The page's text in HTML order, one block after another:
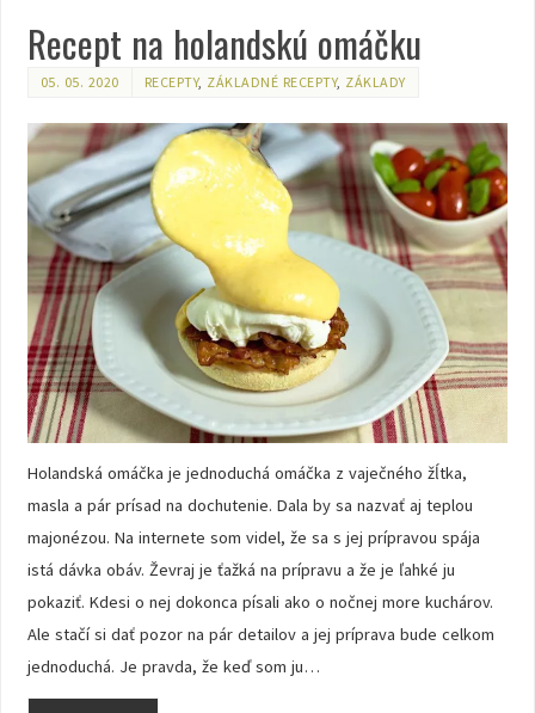
Recept na holandskú omáčku
05. 05. 2020 RECEPTY, ZÁKLADNÉ RECEPTY, ZÁKLADY
Holandská omáčka je jednoduchá omáčka z vaječného žĺtka,
masla a pár prísad na dochutenie. Dala by sa nazvať aj teplou
majonézou. Na internete som videl, že sa s jej prípravou spája
istá dávka obáv. Ževraj je ťažká na prípravu a že je ľahké ju
pokaziť. Kdesi o nej dokonca písali ako o nočnej more kuchárov.
Ale stačí si dať pozor na pár detailov a jej príprava bude celkom
jednoduchá. Je pravda, že keď som ju…